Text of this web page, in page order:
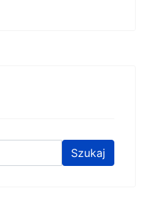
Szukaj